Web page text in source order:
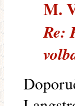
M.
Re: